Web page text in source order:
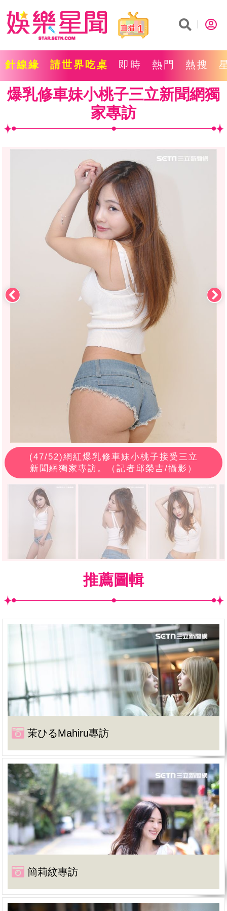
1
針線緣 請世界吃桌 即時 熱門 熱搜
爆乳修車妹小桃子三立新聞網獨
家專訪
(47/52)網紅爆乳修車妹小桃子接受三立
新聞網獨家專訪。（記者邱榮吉/攝影）
推薦圖輯
茉ひるMahiru專訪
簡莉紋專訪